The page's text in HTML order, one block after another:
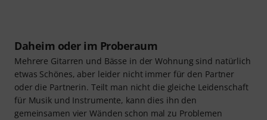
Daheim oder im Proberaum
Mehrere Gitarren und Bässe in der Wohnung sind natürlich
etwas Schönes, aber leider nicht immer für den Partner
oder die Partnerin. Teilt man nicht die gleiche Leidenschaft
für Musik und Instrumente, kann dies ihn den
gemeinsamen vier Wänden schon mal zu Problemen